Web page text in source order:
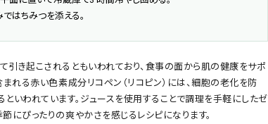
はちみつを添える。
き起こされるともいわれており、食事の面から肌の健康をサポ
まれる赤い色素成分リコペン（リコピン）には、細胞の老化を防
いわれています。ジュースを使用することで調理を手軽にしたゼ
にぴったりの爽やかさを感じるレシピになります。